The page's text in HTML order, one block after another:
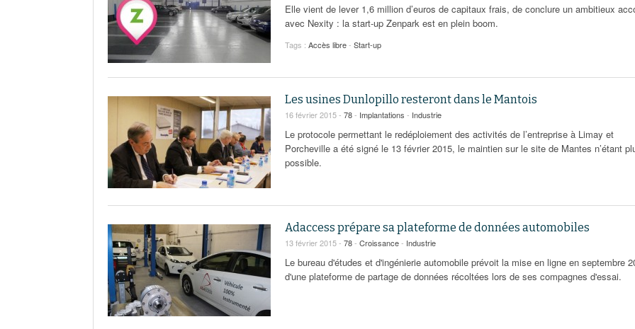
Elle vient de lever 1,6 million d’euros de capitaux frais, de conclure un ambitieux
avec Nexity : la start-up Zenpark est en plein boom.
Tags : Accès libre- Start-up
Les usines Dunlopillo resteront dans le Mantois
16 février 2015 - 78- Implantations - Industrie
Le protocole permettant le redéploiement des activités de l’entreprise à Limay et
Porcheville a été signé le 13 février 2015, le maintien sur le site de Mantes n’étant
possible.
Adaccess prépare sa plateforme de données automobiles
13 février 2015 - 78- Croissance- Industrie
Le bureau d'études et d'ingénierie automobile prévoit la mise en ligne en septembre
d'une plateforme de partage de données récoltées lors de ses compagnes d'essai.